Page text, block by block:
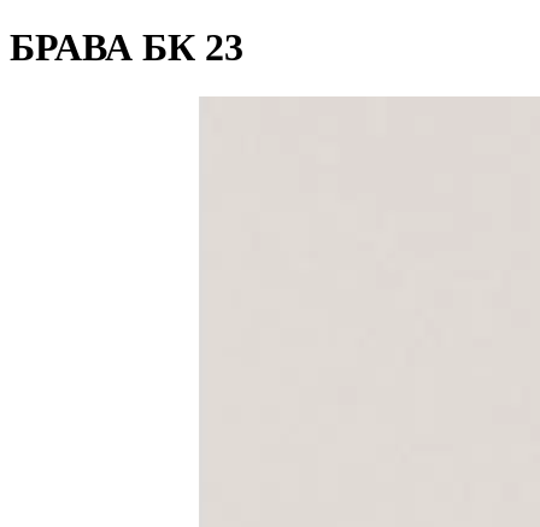
БРАВА БК 23